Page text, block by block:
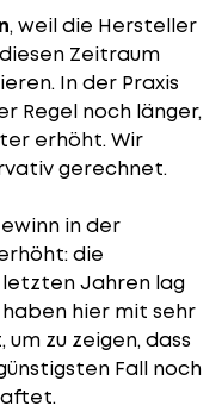
, weil die Hersteller
Zeitraum
In der Praxis
Regel noch länger,
erhöht. Wir
gerechnet.
in der
die
letzten Jahren lag
haben hier mit sehr
zu zeigen, dass
Fall noch